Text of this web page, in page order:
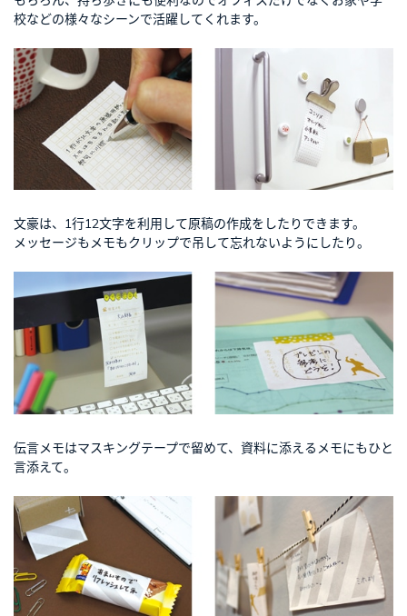
校などの様々なシーンで活躍してくれます。
文豪は、1行12文字を利用して原稿の作成をしたりできます。
メッセージもメモもクリップで吊して忘れないようにしたり。
伝言メモはマスキングテープで留めて、資料に添えるメモにもひと
言添えて。